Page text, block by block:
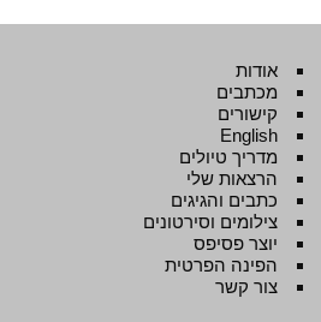
אודות
מכתבים
קישורים
English
מדריך טיולים
הרצאות שלי
כתבים והגיגים
צילומים וסירטונים
יוצר פסיפס
הפינה הפרטית
צור קשר